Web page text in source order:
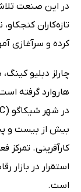
در این صنعت
کرده و سرآغازی
چارلز دبلیو
هاروارد گرفته
بیش از بیست و
کارآفرینی. تمرکز
استقرار در بازار
است.